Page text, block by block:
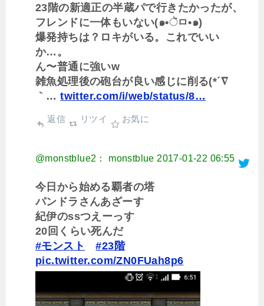
23階の新適正の半蔵パで行きたかったが、
フレンドに一体もいない(๑•ૅㅁ•๑)
爆発持ちは？ロキがいる。これでいい
か…。
ん〜普通に強いw
雑魚処理後の砲台が良い感じに削る(*´∇
｀…twitter.com/i/web/status/8…
返信 リツイ お気に
@monstblue2： monstblue 2017-01-22 06:55
今日から始める覇者の塔
パンドラさんあざーす
紀伊のssつえーっす
20回くらい死んだ
#モンスト
#23階
pic.twitter.com/ZN0FUah8p6